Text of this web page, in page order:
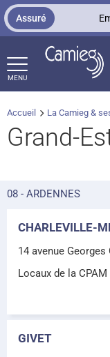
Panneau de gestion
Assuré
MENU
sourds et
Accueil La Camieg &
Grand-
08 - ARDENNES
CHARLEVILLE-
14 avenue Georges
Locaux de la CPAM
GIVET